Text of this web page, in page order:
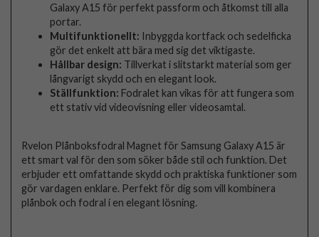
Galaxy A15 för perfekt passform och åtkomst till alla
portar.
Multifunktionellt: Inbyggda kortfack och sedelficka
gör det enkelt att bära med sig det viktigaste.
Hållbar design: Tillverkat i slitstarkt material som ger
långvarigt skydd och en elegant look.
Ställfunktion: Fodralet kan vikas för att fungera som
ett stativ vid videovisning eller videosamtal.
Rvelon Plånboksfodral Magnet för Samsung Galaxy A15 är
ett smart val för den som söker både stil och funktion. Det
erbjuder ett omfattande skydd och praktiska funktioner som
gör vardagen enklare. Perfekt för dig som vill kombinera
plånbok och fodral i en elegant lösning.